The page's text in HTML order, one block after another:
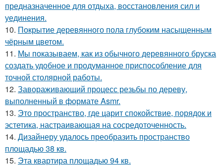
предназначенное для отдыха, восстановления сил и
уединения.
10. Покрытие деревянного пола глубоким насыщенным
чёрным цветом.
11. Мы показываем, как из обычного деревянного бруска
создать удобное и продуманное приспособление для
точной столярной работы.
12. Завораживающий процесс резьбы по дереву,
выполненный в формате Asmr.
13. Это пространство, где царит спокойствие, порядок и
эстетика, настраивающая на сосредоточенность.
14. Дизайнеру удалось преобразить пространство
площадью 38 кв.
15. Эта квартира площадью 94 кв.